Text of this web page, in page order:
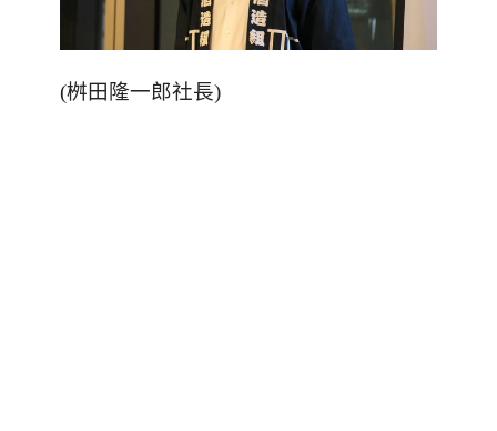
(桝田隆一郎社長)